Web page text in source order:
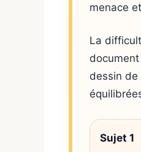
menace
La
dessin de
Sujet 1